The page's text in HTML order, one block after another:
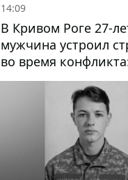
14:09
В Кривом Роге 27-
мужчина устроил
во время
раненый